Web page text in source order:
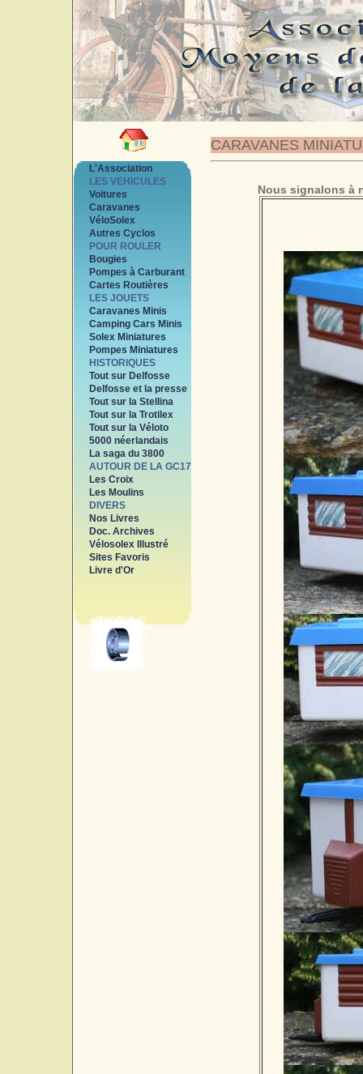
CARAVANES
L'Association
LES VEHICULES
Voitures
Caravanes
VéloSolex
Autres Cyclos
POUR ROULER
Bougies
Pompes à Carburant
Cartes Routières
LES JOUETS
Caravanes Minis
Camping Cars Minis
Solex Miniatures
Pompes Miniatures
HISTORIQUES
Tout sur Delfosse
Delfosse et la presse
Tout sur la Stellina
Tout sur la Trotilex
Tout sur la Véloto
5000 néerlandais
La saga du 3800
AUTOUR DE LA GC17
Les Croix
Les Moulins
DIVERS
Nos Livres
Doc. Archives
Vélosolex Illustré
Sites Favoris
Livre d'Or
Nous signalons à